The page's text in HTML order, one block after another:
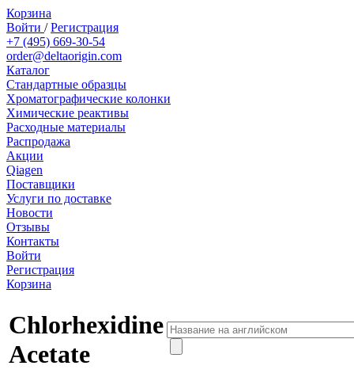
Корзина
Войти /Регистрация
+7 (495) 669-30-54
order@deltaorigin.com
Каталог
Стандартные образцы
Хроматографические колонки
Химические реактивы
Расходные материалы
Распродажа
Акции
Qiagen
Поставщики
Услуги по доставке
Новости
Отзывы
Контакты
Войти
Регистрация
Корзина
Chlorhexidine
Acetate